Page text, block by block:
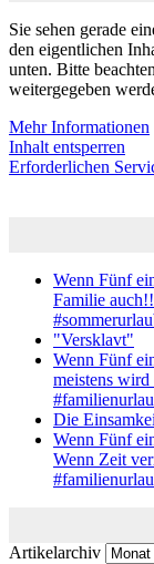
Sie sehen gerade
den eigentlichen
unten. Bitte
weitergegeben
Mehr Informationen
Inhalt entsperren
Erforderlichen
Wenn Fünf
Familie
"Versklavt"
Wenn Fünf
meistens
Die
Wenn Fünf
Wenn Zeit
Artikelarchiv